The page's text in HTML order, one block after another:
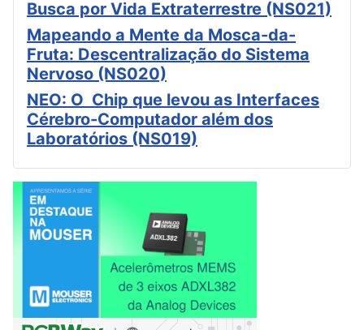
Busca por Vida Extraterrestre (NS021)
Mapeando a Mente da Mosca-da-
Fruta: Descentralização do Sistema
Nervoso (NS020)
NEO: O Chip que levou as Interfaces
Cérebro-Computador além dos
Laboratórios (NS019)